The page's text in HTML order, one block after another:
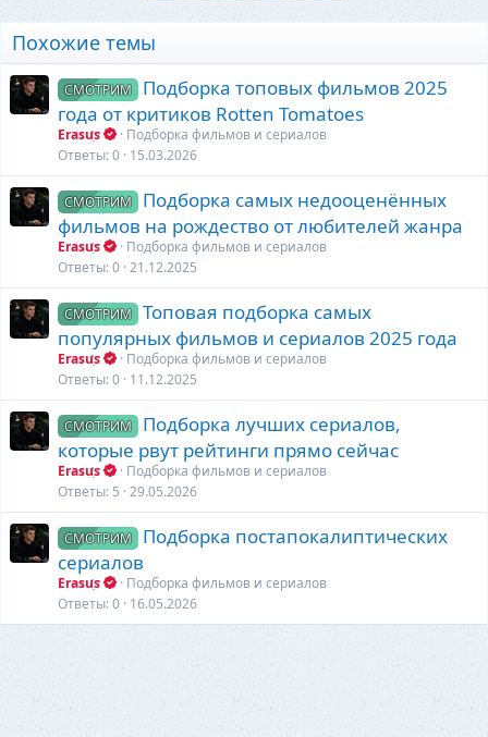
Похожие темы
СМОТРИМ
Подборка топовых фильмов 2025
года от критиков Rotten Tomatoes
Erasus
Подборка фильмов и сериалов
Ответы 0 15.03.2026
СМОТРИМ
Подборка самых недооценённых
фильмов на рождество от любителей жанра
Erasus
Подборка фильмов и сериалов
Ответы 0 21.12.2025
СМОТРИМ
Топовая подборка самых
популярных фильмов и сериалов 2025 года
Erasus
Подборка фильмов и сериалов
Ответы 0 11.12.2025
СМОТРИМ
Подборка лучших сериалов,
которые рвут рейтинги прямо сейчас
Erasus
Подборка фильмов и сериалов
Ответы 5 29.05.2026
СМОТРИМ
Подборка постапокалиптических
сериалов
Erasus
Подборка фильмов и сериалов
Ответы 0 16.05.2026